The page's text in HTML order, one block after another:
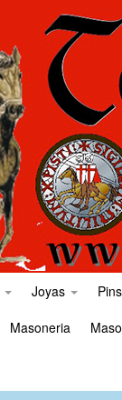
Joyas
Pins
Masoneria